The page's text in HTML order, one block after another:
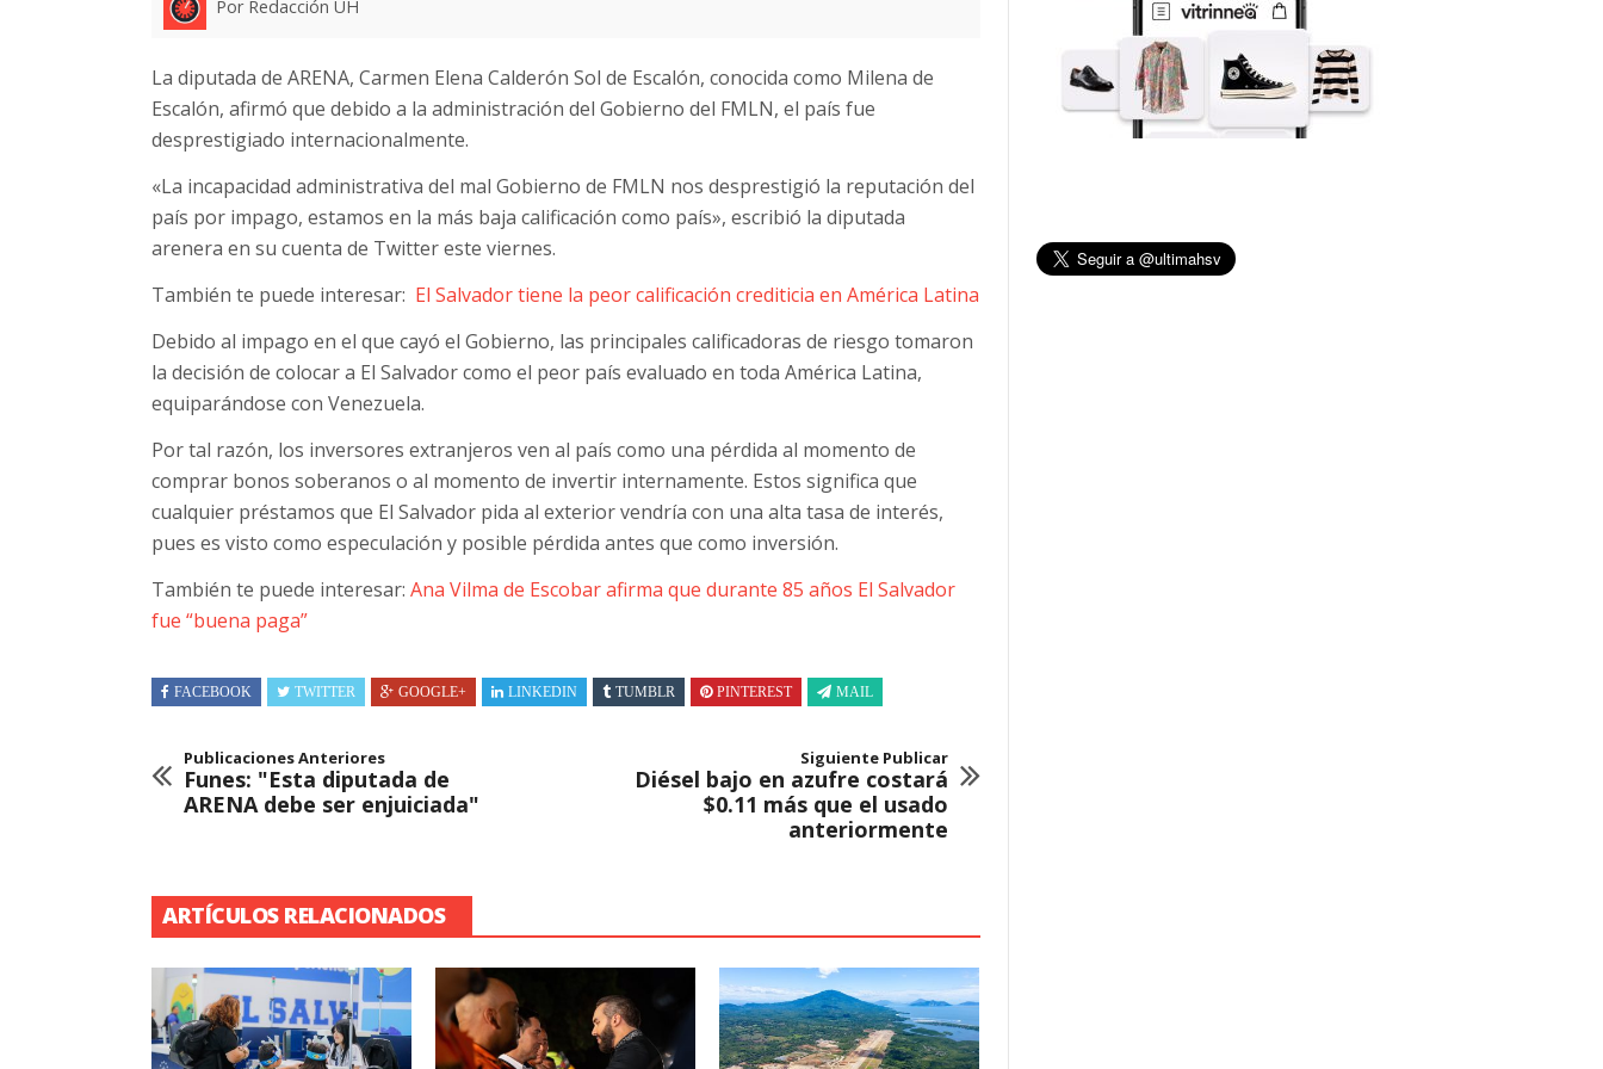
Por Redacción UH
La diputada de ARENA, Carmen Elena Calderón Sol de Escalón, conocida como Milena de
Escalón, afirmó que debido a la administración del Gobierno del FMLN, el país fue
desprestigiado internacionalmente.
«La incapacidad administrativa del mal Gobierno de FMLN nos desprestigió la reputación del
país por impago, estamos en la más baja calificación como país», escribió la diputada
arenera en su cuenta de Twitter este viernes.
También te puede interesar: El Salvador tiene la peor calificación crediticia en América Latina
Debido al impago en el que cayó el Gobierno, las principales calificadoras de riesgo tomaron
la decisión de colocar a El Salvador como el peor país evaluado en toda América Latina,
equiparándose con Venezuela.
Por tal razón, los inversores extranjeros ven al país como una pérdida al momento de
comprar bonos soberanos o al momento de invertir internamente. Estos significa que
cualquier préstamos que El Salvador pida al exterior vendría con una alta tasa de interés,
pues es visto como especulación y posible pérdida antes que como inversión.
También te puede interesar: Ana Vilma de Escobar afirma que durante 85 años El Salvador
fue “buena paga”
FACEBOOK TWITTER GOOGLE+ LINKEDIN TUMBLR PINTEREST MAIL
Publicaciones Anteriores
Funes: "Esta diputada de
ARENA debe ser enjuiciada"
Siguiente Publicar
Diésel bajo en azufre costará
$0.11 más que el usado
anteriormente
ARTÍCULOS RELACIONADOS